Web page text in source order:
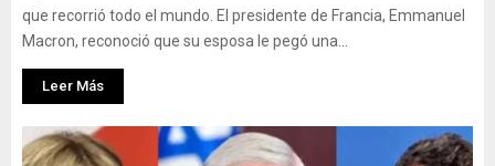
que recorrió todo el mundo. El presidente de Francia, Emmanuel
Macron, reconoció que su esposa le pegó una...
Leer Más